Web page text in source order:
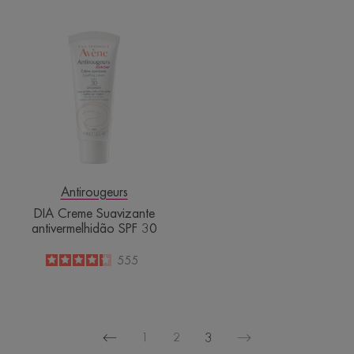
Creme
Suavizante
antivermelhidão
Antirougeurs
DIA Creme Suavizante
antivermelhidão SPF 30
4.2
/
5
555
Página
2 3